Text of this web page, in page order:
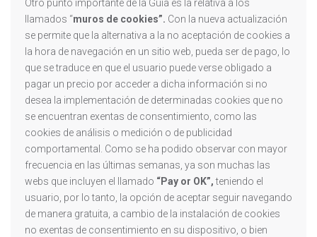
Otro punto importante de la Guía es la relativa a los
llamados “muros de cookies”. Con la nueva actualización
se permite que la alternativa a la no aceptación de cookies a
la hora de navegación en un sitio web, pueda ser de pago, lo
que se traduce en que el usuario puede verse obligado a
pagar un precio por acceder a dicha información si no
desea la implementación de determinadas cookies que no
se encuentran exentas de consentimiento, como las
cookies de análisis o medición o de publicidad
comportamental. Como se ha podido observar con mayor
frecuencia en las últimas semanas, ya son muchas las
webs que incluyen el llamado “Pay or OK”,teniendo el
usuario, por lo tanto, la opción de aceptar seguir navegando
de manera gratuita, a cambio de la instalación de cookies
no exentas de consentimiento en su dispositivo, o bien